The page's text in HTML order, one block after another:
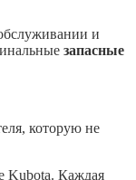
и
запасные
которую не
Kubota. Каждая